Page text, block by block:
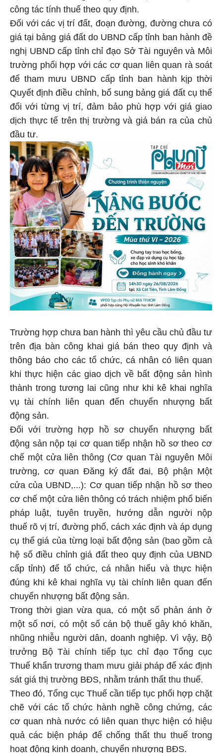
công tác tính thuế theo quy định.
Đối với các vị trí đất, đoạn đường, đường chưa có
giá tại bảng giá đất do UBND cấp tỉnh ban hành đề
nghị UBND cấp tỉnh chỉ đạo Sở Tài nguyên và Môi
trường phối hợp với các cơ quan liên quan rà soát
để tham mưu UBND cấp tỉnh ban hành kịp thời
Quyết định điều chỉnh, bổ sung bảng giá đất cụ thể
đối với từng vị trí, đảm bảo phù hợp với giá giao
dịch thực tế trên thị trường và giá bán ra của chủ
đầu tư.
Trường hợp chưa ban hành thì yêu cầu chủ đầu tư
trên địa bàn công khai giá bán theo quy định và
thông báo cho các tổ chức, cá nhân có liên quan
khi thực hiện các giao dịch về bất động sản hình
thành trong tương lai cũng như khi kê khai nghĩa
vụ tài chính liên quan đến chuyển nhượng bất
động sản.
Đối với trường hợp hồ sơ chuyển nhượng bất
động sản nộp tại cơ quan tiếp nhận hồ sơ theo cơ
chế một cửa liên thông (Cơ quan Tài nguyên Môi
trường, cơ quan Đăng ký đất đai, Bộ phận Một
cửa của UBND,...): Cơ quan tiếp nhận hồ sơ theo
cơ chế một cửa liên thông có trách nhiệm phổ biến
pháp luật, tuyên truyền, hướng dẫn người nộp
thuế rõ vị trí, đường phố, cách xác định và áp dụng
cụ thể giá của từng loại bất động sản (bao gồm cả
hệ số điều chỉnh giá đất theo quy định của UBND
cấp tỉnh) để tổ chức, cá nhân hiểu và thực hiện
đúng khi kê khai nghĩa vụ tài chính liên quan đến
chuyển nhượng bất động sản.
Trong thời gian vừa qua, có một số phản ánh ở
một số nơi, có một số cán bộ thuế gây khó khăn,
nhũng nhiễu người dân, doanh nghiệp. Vì vậy, Bộ
trưởng Bộ Tài chính tiếp tục chỉ đạo Tổng cục
Thuế khẩn trương tham mưu giải pháp để xác định
sát giá thị trường BĐS, nhằm tránh thất thu thuế.
Theo đó, Tổng cục Thuế cần tiếp tục phối hợp chặt
chẽ với các tổ chức hành nghề công chứng, các
cơ quan nhà nước có liên quan thực hiện có hiệu
quả các biện pháp để chống thất thu thuế trong
hoạt động kinh doanh, chuyển nhượng BĐS.